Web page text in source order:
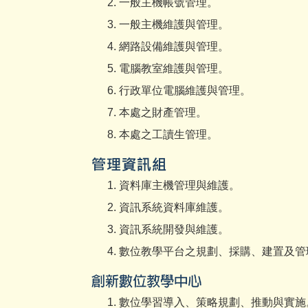
一般主機帳號管理。
一般主機維護與管理。
網路設備維護與管理。
電腦教室維護與管理。
行政單位電腦維護與管理。
本處之財產管理。
本處之工讀生管理。
資料庫主機管理與維護。
資訊系統資料庫維護。
資訊系統開發與維護。
數位教學平台之規劃、採購、建置及
數位學習導入、策略規劃、推動與實施